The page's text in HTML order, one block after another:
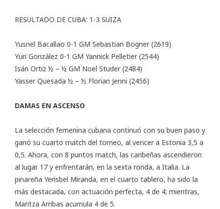
RESULTADO DE CUBA: 1-3 SUIZA
Yusnel Bacallao 0-1 GM Sebastian Bogner (2619)
Yuri González 0-1 GM Yannick Pelletier (2544)
Isán Ortiz ½ – ½ GM Noel Studer (2484)
Yasser Quesada ½ – ½ Florian Jenni (2456)
DAMAS EN ASCENSO
La selección femenina cubana continuó con su buen paso y
ganó su cuarto match del torneo, al vencer a Estonia 3,5 a
0,5. Ahora, con 8 puntos match, las caribeñas ascendieron
al lugar 17 y enfrentarán, en la sexta ronda, a Italia. La
pinareña Yerisbel Miranda, en el cuarto tablero, ha sido la
más destacada, con actuación perfecta, 4 de 4; mientras,
Maritza Arribas acumula 4 de 5.